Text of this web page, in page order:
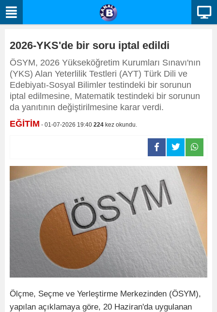
2026-YKS'de bir soru iptal edildi
ÖSYM, 2026 Yükseköğretim Kurumları Sınavı'nın
(YKS) Alan Yeterlilik Testleri (AYT) Türk Dili ve
Edebiyatı-Sosyal Bilimler testindeki bir sorunun
iptal edilmesine, Matematik testindeki bir sorunun
da yanıtının değiştirilmesine karar verdi.
EĞİTİM - 01-07-2026 19:40 224 kez okundu.
Ölçme, Seçme ve Yerleştirme Merkezinden (ÖSYM),
yapılan açıklamaya göre, 20 Haziran'da uygulanan